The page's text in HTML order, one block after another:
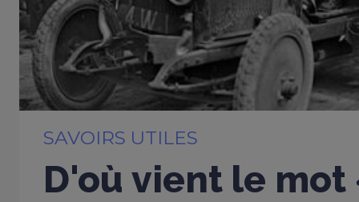
SAVOIRS UTILES
D'où vient le